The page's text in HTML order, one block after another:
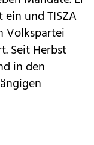
ein und TISZA
Volkspartei
Seit Herbst
in den